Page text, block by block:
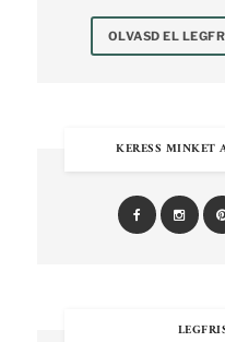
OLVASD EL
KERESS MINKET